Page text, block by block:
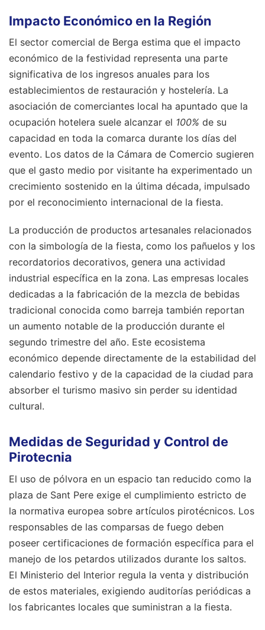
Impacto Económico en la Región
El sector comercial de Berga estima que el impacto
económico de la festividad representa una parte
significativa de los ingresos anuales para los
establecimientos de restauración y hostelería. La
asociación de comerciantes local ha apuntado que la
ocupación hotelera suele alcanzar el 100% de su
capacidad en toda la comarca durante los días del
evento. Los datos de la Cámara de Comercio sugieren
que el gasto medio por visitante ha experimentado un
crecimiento sostenido en la última década, impulsado
por el reconocimiento internacional de la fiesta.
La producción de productos artesanales relacionados
con la simbología de la fiesta, como los pañuelos y los
recordatorios decorativos, genera una actividad
industrial específica en la zona. Las empresas locales
dedicadas a la fabricación de la mezcla de bebidas
tradicional conocida como barreja también reportan
un aumento notable de la producción durante el
segundo trimestre del año. Este ecosistema
económico depende directamente de la estabilidad del
calendario festivo y de la capacidad de la ciudad para
absorber el turismo masivo sin perder su identidad
cultural.
Medidas de Seguridad y Control de
Pirotecnia
El uso de pólvora en un espacio tan reducido como la
plaza de Sant Pere exige el cumplimiento estricto de
la normativa europea sobre artículos pirotécnicos. Los
responsables de las comparsas de fuego deben
poseer certificaciones de formación específica para el
manejo de los petardos utilizados durante los saltos.
El Ministerio del Interior regula la venta y distribución
de estos materiales, exigiendo auditorías periódicas a
los fabricantes locales que suministran a la fiesta.